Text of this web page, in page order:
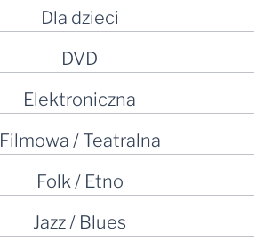
Dla dzieci
DVD
Elektroniczna
Filmowa / Teatralna
Folk / Etno
Jazz / Blues